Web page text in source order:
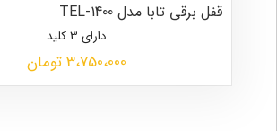
قفل برقی تابا مدل TEL-1400
دارای 3 کلید
3،750،000 تومان